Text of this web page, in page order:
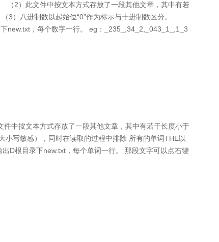
2）此文件中按文本方式存放了一段其他文章，其中有若
3）八进制数以起始位“0”作为标示与十进制数区分。
new.txt，每个数字一行。 eg：_235_,34_2,_043_1_,1_3
中按文本方式存放了一段其他文章，其中有若干长度小于
写敏感），同时在读取的过程中排除 所有的单词THE以
D根目录下new.txt，每个单词一行。 那段文字可以点右键